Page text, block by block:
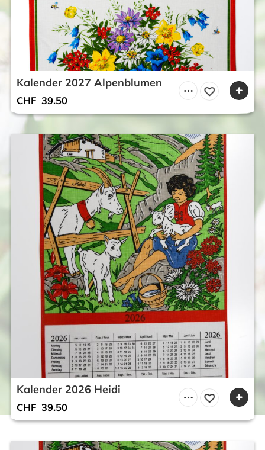
Kalender 2027 Alpenblumen
CHF 39.50
Kalender 2026 Heidi
CHF 39.50